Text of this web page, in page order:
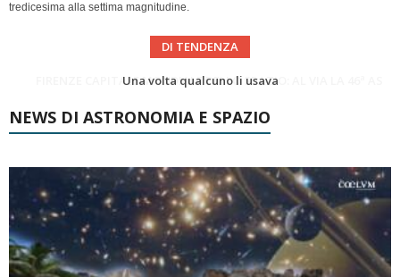
tredicesima alla settima magnitudine.
DI TENDENZA
Cielo del Mese di Agosto 2026
NEWS DI ASTRONOMIA E SPAZIO